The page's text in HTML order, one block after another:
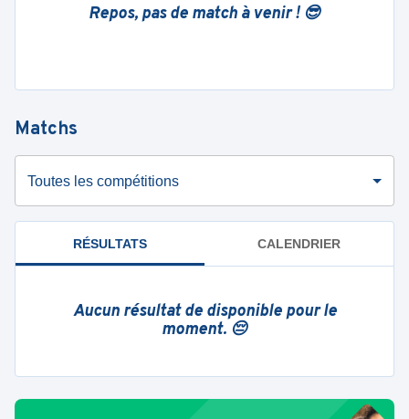
Repos, pas de match à venir ! 😎
Matchs
Toutes les compétitions
RÉSULTATS CALENDRIER
Aucun résultat de disponible pour le
moment. 😔